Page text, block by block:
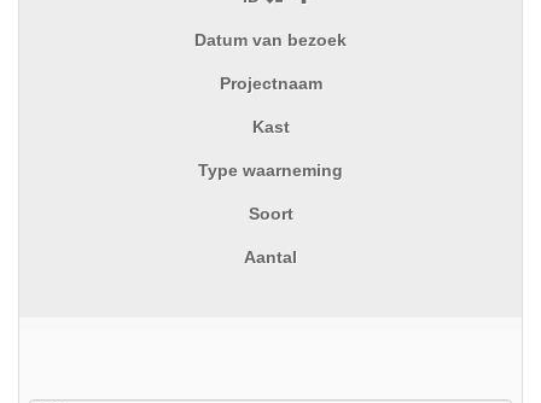
Datum van bezoek
Projectnaam
Kast
Type waarneming
Soort
Aantal